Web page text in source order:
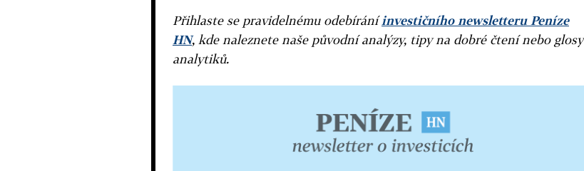
Přihlaste se pravidelnému odebíráníinvestičního newsletteru Peníze
HN, kde naleznete naše původní analýzy, tipy na dobré čtení nebo glosy
analytiků.